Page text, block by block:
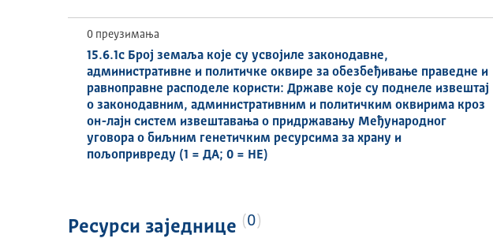
0 преузимања
15.6.1c Број земаља које су усвојиле законодавне,
административне и политичке оквире за обезбеђивање праведне и
равноправне расподеле користи: Државе које су поднеле извештај
о законодавним, административним и политичким оквирима кроз
он-лајн систем извештавања о придржавању Међународног
уговора о биљним генетичким ресурсима за храну и
пољопривреду (1 = ДА; 0 = НЕ)
Ресурси заједнице 0